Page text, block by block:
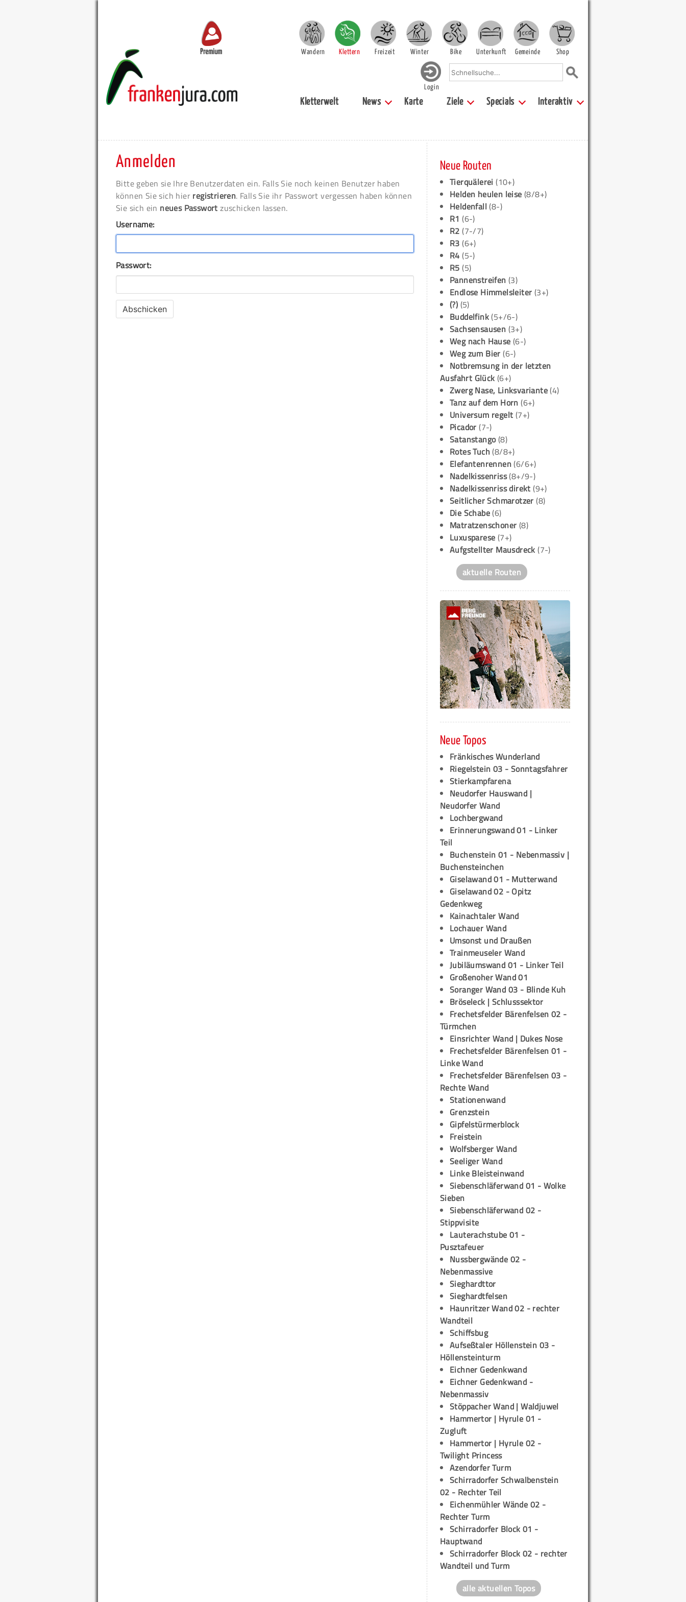
Premium Wandern Klettern Freizeit Winter Bike Unterkunft Gemeinde Shop
Login
Kletterwelt News Karte Ziele Specials Interaktiv
Anmelden
Bitte geben sie Ihre Benutzerdaten ein. Falls Sie noch keinen Benutzer haben
können Sie sich hier registrieren. Falls Sie ihr Passwort vergessen haben können
Sie sich ein neues Passwort zuschicken lassen.
Username:
Passwort:
Neue Routen
Tierquälerei (10+)
Helden heulen leise(8/8+)
Heldenfall(8-)
R1 (6-)
R2 (7-/7)
R3 (6+)
R4 (5-)
R5 (5)
Pannenstreifen (3)
Endlose Himmelsleiter (3+)
(?) (5)
Buddelfink(5+/6-)
Sachsensausen (3+)
Weg nach Hause (6-)
Weg zum Bier (6-)
Notbremsung in der letzten
Ausfahrt Glück (6+)
Zwerg Nase, Linksvariante(4)
Tanz auf dem Horn (6+)
Universum regelt (7+)
Picador (7-)
Satanstango(8)
Rotes Tuch(8/8+)
Elefantenrennen(6/6+)
Nadelkissenriss(8+/9-)
Nadelkissenriss direkt (9+)
Seitlicher Schmarotzer (8)
Die Schabe(6)
Matratzenschoner (8)
Luxusparese (7+)
Aufgstellter Mausdreck (7-)
aktuelle Routen
Neue Topos
Fränkisches Wunderland
Riegelstein 03 - Sonntagsfahrer
Stierkampfarena
Neudorfer Hauswand |
Neudorfer Wand
Lochbergwand
Erinnerungswand 01 - Linker
Teil
Buchenstein 01 - Nebenmassiv |
Buchensteinchen
Giselawand 01 - Mutterwand
Giselawand 02 - Opitz
Gedenkweg
Kainachtaler Wand
Lochauer Wand
Umsonst und Draußen
Trainmeuseler Wand
Jubiläumswand 01 - Linker Teil
Großenoher Wand 01
Soranger Wand 03 - Blinde Kuh
Bröseleck | Schlusssektor
Frechetsfelder Bärenfelsen 02 -
Türmchen
Einsrichter Wand | Dukes Nose
Frechetsfelder Bärenfelsen 01 -
Linke Wand
Frechetsfelder Bärenfelsen 03 -
Rechte Wand
Stationenwand
Grenzstein
Gipfelstürmerblock
Freistein
Wolfsberger Wand
Seeliger Wand
Linke Bleisteinwand
Siebenschläferwand 01 - Wolke
Sieben
Siebenschläferwand 02 -
Stippvisite
Lauterachstube 01 -
Pusztafeuer
Nussbergwände 02 -
Nebenmassive
Sieghardttor
Sieghardtfelsen
Haunritzer Wand 02 - rechter
Wandteil
Schiffsbug
Aufseßtaler Höllenstein 03 -
Höllensteinturm
Eichner Gedenkwand
Eichner Gedenkwand -
Nebenmassiv
Stöppacher Wand | Waldjuwel
Hammertor | Hyrule 01 -
Zugluft
Hammertor | Hyrule 02 -
Twilight Princess
Azendorfer Turm
Schirradorfer Schwalbenstein
02 - Rechter Teil
Eichenmühler Wände 02 -
Rechter Turm
Schirradorfer Block 01 -
Hauptwand
Schirradorfer Block 02 - rechter
Wandteil und Turm
alle aktuellen Topos